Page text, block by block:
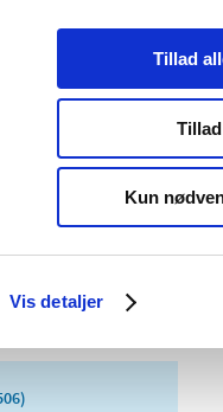
Vis detaljer
Tillad
Kun
Særlige
produktområder